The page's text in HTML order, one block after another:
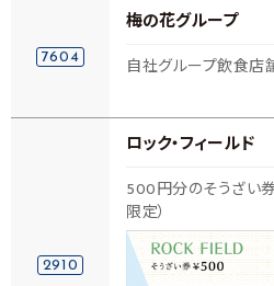
7604
梅の花グループ
自社グループ飲食店
2910
ロック・フィールド
500円分のそうざい
限定）